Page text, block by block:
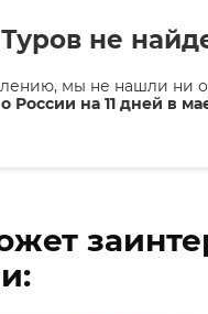
Туров не
мы не нашли ни
России на 11 дней в